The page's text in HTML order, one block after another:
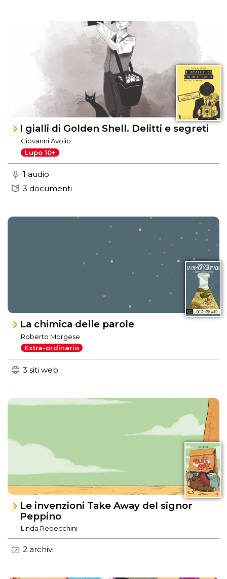
I gialli di Golden Shell. Delitti e segreti
Giovanni Avolio
Lupo 10+
1 audio
3 documenti
La chimica delle parole
Roberto Morgese
Extra-ordinario
3 siti web
Le invenzioni Take Away del signor
Peppino
Linda Rebecchini
2 archivi